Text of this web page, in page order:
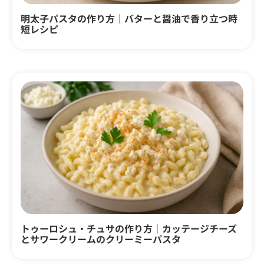
明太子パスタの作り方｜バターと醤油で香り立つ時
短レシピ
トゥーロシュ・チュサの作り方｜カッテージチーズ
とサワークリームのクリーミーパスタ